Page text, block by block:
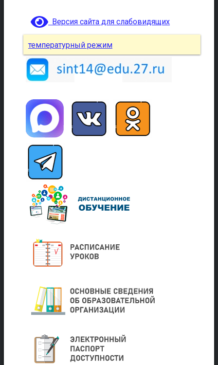
Версия сайта для слабовидящих
температурный режим